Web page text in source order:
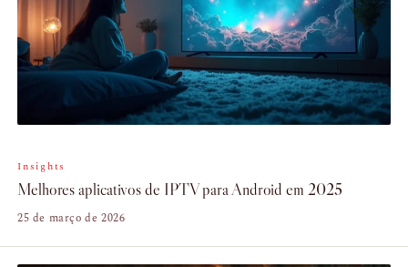
Insights
Melhores aplicativos de IPTV para Android em 2025
25 de março de 2026